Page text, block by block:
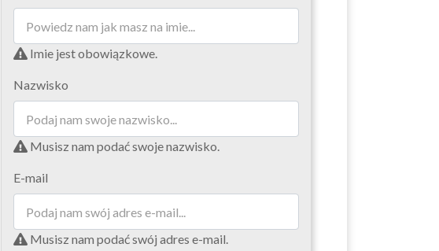
Imie jest obowiązkowe.
Nazwisko
Musisz nam podać swoje nazwisko.
E-mail
Musisz nam podać swój adres e-mail.